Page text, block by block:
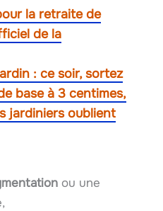
la retraite de
de la
: ce soir, sortez
base à 3 centimes,
jardiniers oublient
ou une